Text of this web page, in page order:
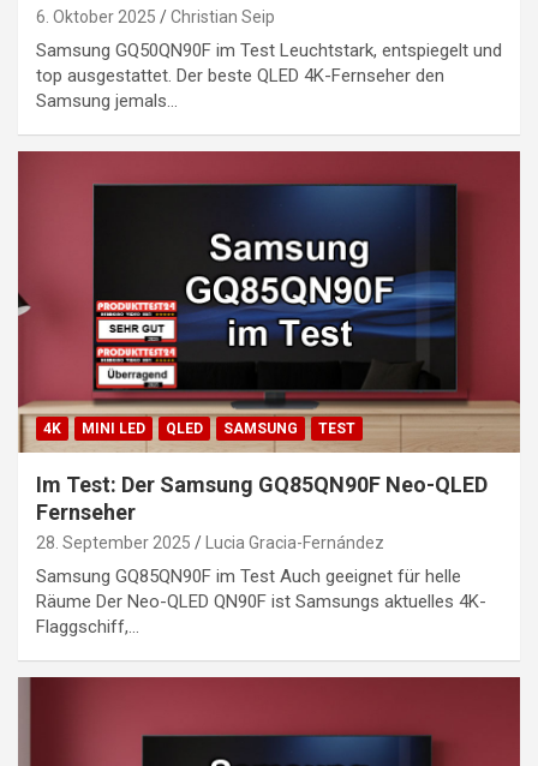
6. Oktober 2025 Christian Seip
Samsung GQ50QN90F im Test Leuchtstark, entspiegelt und
top ausgestattet. Der beste QLED 4K-Fernseher den
Samsung jemals…
4K MINI LED QLED SAMSUNG TEST
Im Test: Der Samsung GQ85QN90F Neo-QLED
Fernseher
28. September 2025 Lucia Gracia-Fernández
Samsung GQ85QN90F im Test Auch geeignet für helle
Räume Der Neo-QLED QN90F ist Samsungs aktuelles 4K-
Flaggschiff,…